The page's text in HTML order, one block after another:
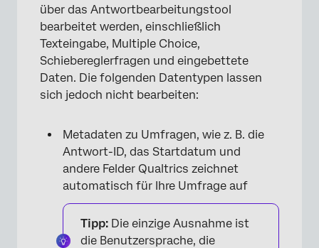
über das Antwortbearbeitungstool
bearbeitet werden, einschließlich
Texteingabe, Multiple Choice,
Schiebereglerfragen und eingebettete
Daten. Die folgenden Datentypen lassen
sich jedoch nicht bearbeiten:
Metadaten zu Umfragen, wie z. B. die
Antwort-ID, das Startdatum und
andere Felder Qualtrics zeichnet
automatisch für Ihre Umfrage auf
Tipp: Die einzige Ausnahme ist
die Benutzersprache, die